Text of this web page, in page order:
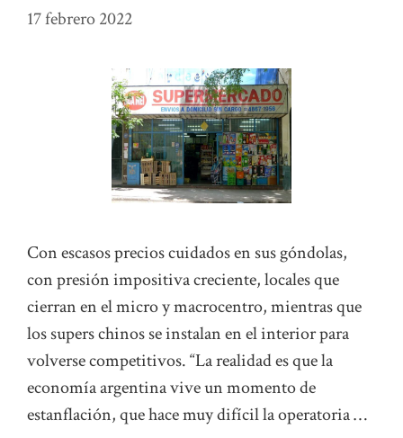
17 febrero 2022
Con escasos precios cuidados en sus góndolas,
con presión impositiva creciente, locales que
cierran en el micro y macrocentro, mientras que
los supers chinos se instalan en el interior para
volverse competitivos. “La realidad es que la
economía argentina vive un momento de
estanflación, que hace muy difícil la operatoria …